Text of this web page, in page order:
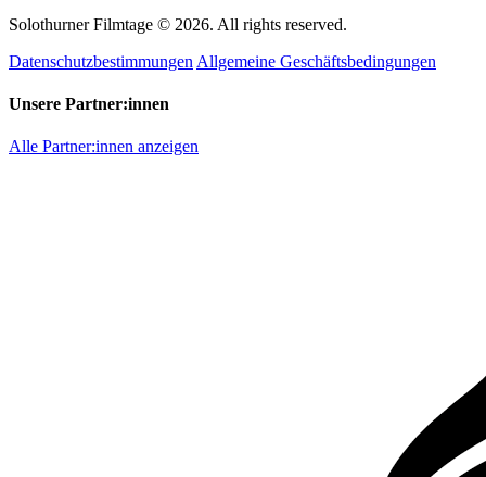
Solothurner Filmtage © 2026. All rights reserved.
Datenschutzbestimmungen Allgemeine Geschäftsbedingungen
Unsere Partner:innen
Alle Partner:innen anzeigen